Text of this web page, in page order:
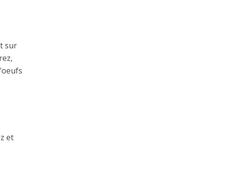
sur
et